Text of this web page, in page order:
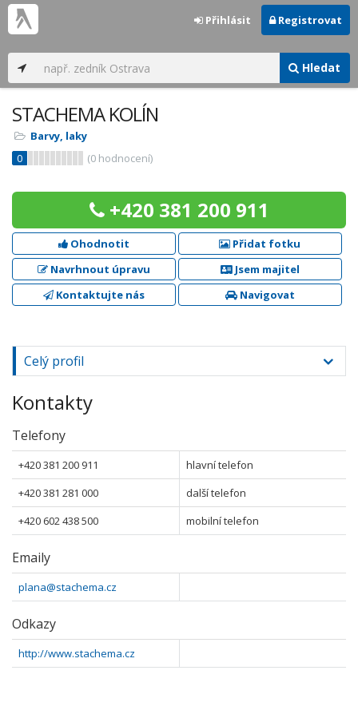
Hledat
Přihlásit Registrovat
STACHEMA KOLÍN
Barvy, laky
0
(0 hodnocení)
+420 381 200 911
Ohodnotit
Přidat fotku
Navrhnout úpravu
Jsem majitel
Kontaktujte nás
Navigovat
Celý profil
Kontakty
Telefony
+420 381 200 911
hlavní telefon
+420 381 281 000
další telefon
+420 602 438 500
mobilní telefon
Emaily
plana@stachema.cz
Odkazy
http://www.stachema.cz